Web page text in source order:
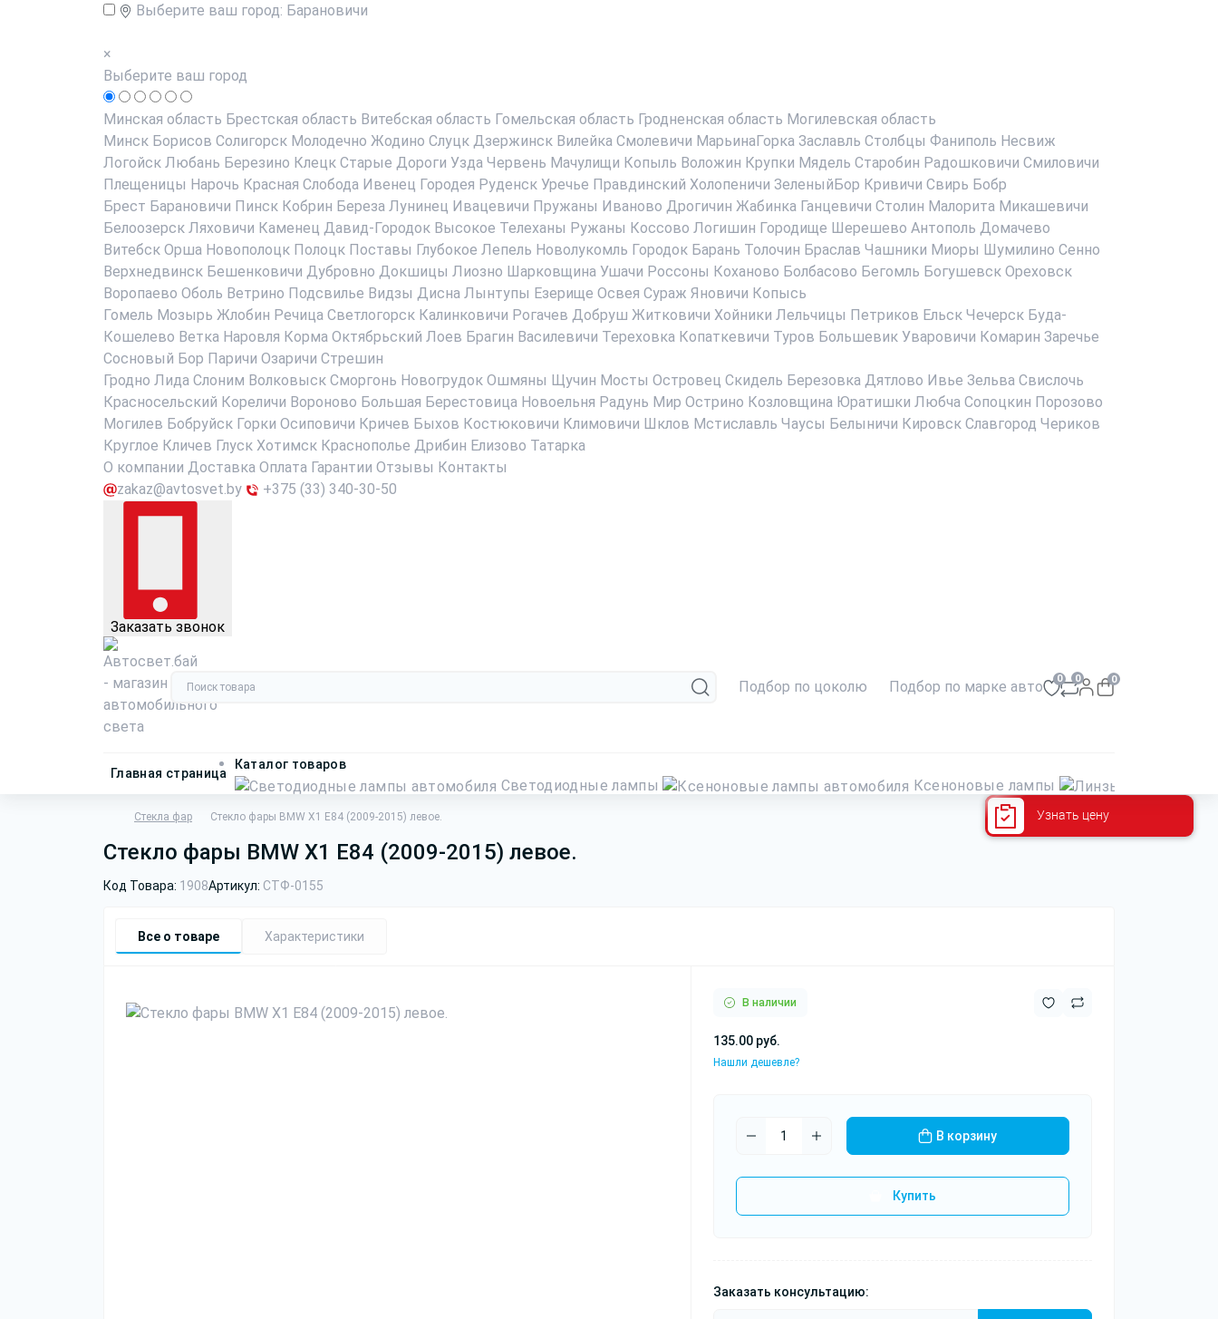
Выберите ваш город: Барановичи
×
Выберите ваш город
Минская область Брестская область Витебская область Гомельская область Гродненская область Могилевская область
Минск Борисов Солигорск Молодечно Жодино Слуцк Дзержинск Вилейка Смолевичи МарьинаГорка Заславль Столбцы Фаниполь Несвиж
Логойск Любань Березино Клецк Старые Дороги Узда Червень Мачулищи Копыль Воложин Крупки Мядель Старобин Радошковичи Смиловичи
Плещеницы Нарочь Красная Слобода Ивенец Городея Руденск Уречье Правдинский Холопеничи ЗеленыйБор Кривичи Свирь Бобр
Брест Барановичи Пинск Кобрин Береза Лунинец Ивацевичи Пружаны Иваново Дрогичин Жабинка Ганцевичи Столин Малорита Микашевичи
Белоозерск Ляховичи Каменец Давид-Городок Высокое Телеханы Ружаны Коссово Логишин Городище Шерешево Антополь Домачево
Витебск Орша Новополоцк Полоцк Поставы Глубокое Лепель Новолукомль Городок Барань Толочин Браслав Чашники Миоры Шумилино Сенно
Верхнедвинск Бешенковичи Дубровно Докшицы Лиозно Шарковщина Ушачи Россоны Коханово Болбасово Бегомль Богушевск Ореховск
Воропаево Оболь Ветрино Подсвилье Видзы Дисна Лынтупы Езерище Освея Сураж Яновичи Копысь
Гомель Мозырь Жлобин Речица Светлогорск Калинковичи Рогачев Добруш Житковичи Хойники Лельчицы Петриков Ельск Чечерск Буда-
Кошелево Ветка Наровля Корма Октябрьский Лоев Брагин Василевичи Тереховка Копаткевичи Туров Большевик Уваровичи Комарин Заречье
Сосновый Бор Паричи Озаричи Стрешин
Гродно Лида Слоним Волковыск Сморгонь Новогрудок Ошмяны Щучин Мосты Островец Скидель Березовка Дятлово Ивье Зельва Свислочь
Красносельский Кореличи Вороново Большая Берестовица Новоельня Радунь Мир Острино Козловщина Юратишки Любча Сопоцкин Порозово
Могилев Бобруйск Горки Осиповичи Кричев Быхов Костюковичи Климовичи Шклов Мстиславль Чаусы Белыничи Кировск Славгород Чериков
Круглое Кличев Глуск Хотимск Краснополье Дрибин Елизово Татарка
О компании Доставка Оплата Гарантии Отзывы Контакты
zakaz@avtosvet.by
+375 (33) 340-30-50
Заказать звонок
Подбор по цоколю Подбор по марке авто 0 0 0
Главная страница
Каталог товаров
Светодиодные лампы Ксеноновые лампы
Стекла фар Стекло фары BMW X1 E84 (2009-2015) левое.
Стекло фары BMW X1 E84 (2009-2015) левое.
Код Товара: 1908Артикул: СТФ-0155
Все о товаре Характеристики
В наличии
135.00 руб.
Нашли дешевле?
В корзину
Купить
Заказать консультацию:
Узнать цену